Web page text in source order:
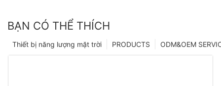
BẠN CÓ THỂ THÍCH
ODM&OEM
PRODUCTS
Thiết bị năng lượng mặt trời